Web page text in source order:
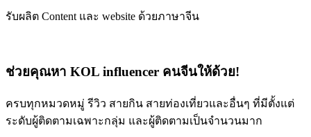
รับผลิต Content และ website ด้วยภาษาจีน
ช่วยคุณหา KOL influencer คนจีนให้ด้วย!
ครบทุกหมวดหมู่ รีวิว สายกิน สายท่องเที่ยวและอื่นๆ ที่มีตั้งแต่
ระดับผู้ติดตามเฉพาะกลุ่ม และผู้ติดตามเป็นจำนวนมาก